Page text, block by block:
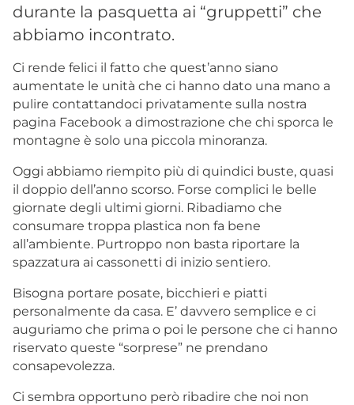
durante la pasquetta ai “gruppetti” che
abbiamo incontrato.
Ci rende felici il fatto che quest’anno siano
aumentate le unità che ci hanno dato una mano a
pulire contattandoci privatamente sulla nostra
pagina Facebook a dimostrazione che chi sporca le
montagne è solo una piccola minoranza.
Oggi abbiamo riempito più di quindici buste, quasi
il doppio dell’anno scorso. Forse complici le belle
giornate degli ultimi giorni. Ribadiamo che
consumare troppa plastica non fa bene
all’ambiente. Purtroppo non basta riportare la
spazzatura ai cassonetti di inizio sentiero.
Bisogna portare posate, bicchieri e piatti
personalmente da casa. E’ davvero semplice e ci
auguriamo che prima o poi le persone che ci hanno
riservato queste “sorprese” ne prendano
consapevolezza.
Ci sembra opportuno però ribadire che noi non